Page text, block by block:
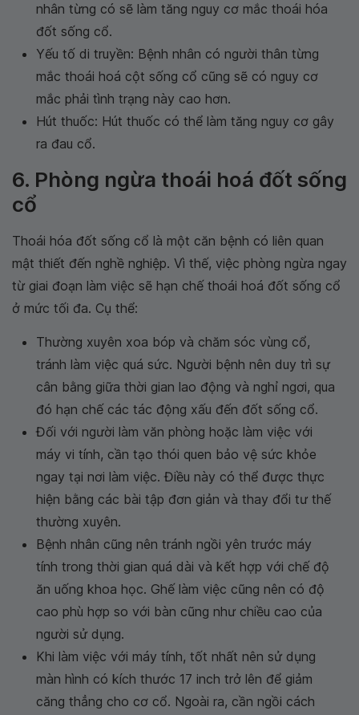
nhân từng có sẽ làm tăng nguy cơ mắc thoái hóa
đốt sống cổ.
Yếu tố di truyền: Bệnh nhân có người thân từng
mắc thoái hoá cột sống cổ cũng sẽ có nguy cơ
mắc phải tình trạng này cao hơn.
Hút thuốc: Hút thuốc có thể làm tăng nguy cơ gây
ra đau cổ.
6. Phòng ngừa thoái hoá đốt sống
cổ
Thoái hóa đốt sống cổ là một căn bệnh có liên quan
mật thiết đến nghề nghiệp. Vì thế, việc phòng ngừa ngay
từ giai đoạn làm việc sẽ hạn chế thoái hoá đốt sống cổ
ở mức tối đa. Cụ thể:
Thường xuyên xoa bóp và chăm sóc vùng cổ,
tránh làm việc quá sức. Người bệnh nên duy trì sự
cân bằng giữa thời gian lao động và nghỉ ngơi, qua
đó hạn chế các tác động xấu đến đốt sống cổ.
Đối với người làm văn phòng hoặc làm việc với
máy vi tính, cần tạo thói quen bảo vệ sức khỏe
ngay tại nơi làm việc. Điều này có thể được thực
hiện bằng các bài tập đơn giản và thay đổi tư thế
thường xuyên.
Bệnh nhân cũng nên tránh ngồi yên trước máy
tính trong thời gian quá dài và kết hợp với chế độ
ăn uống khoa học. Ghế làm việc cũng nên có độ
cao phù hợp so với bàn cũng như chiều cao của
người sử dụng.
Khi làm việc với máy tính, tốt nhất nên sử dụng
màn hình có kích thước 17 inch trở lên để giảm
căng thẳng cho cơ cổ. Ngoài ra, cần ngồi cách